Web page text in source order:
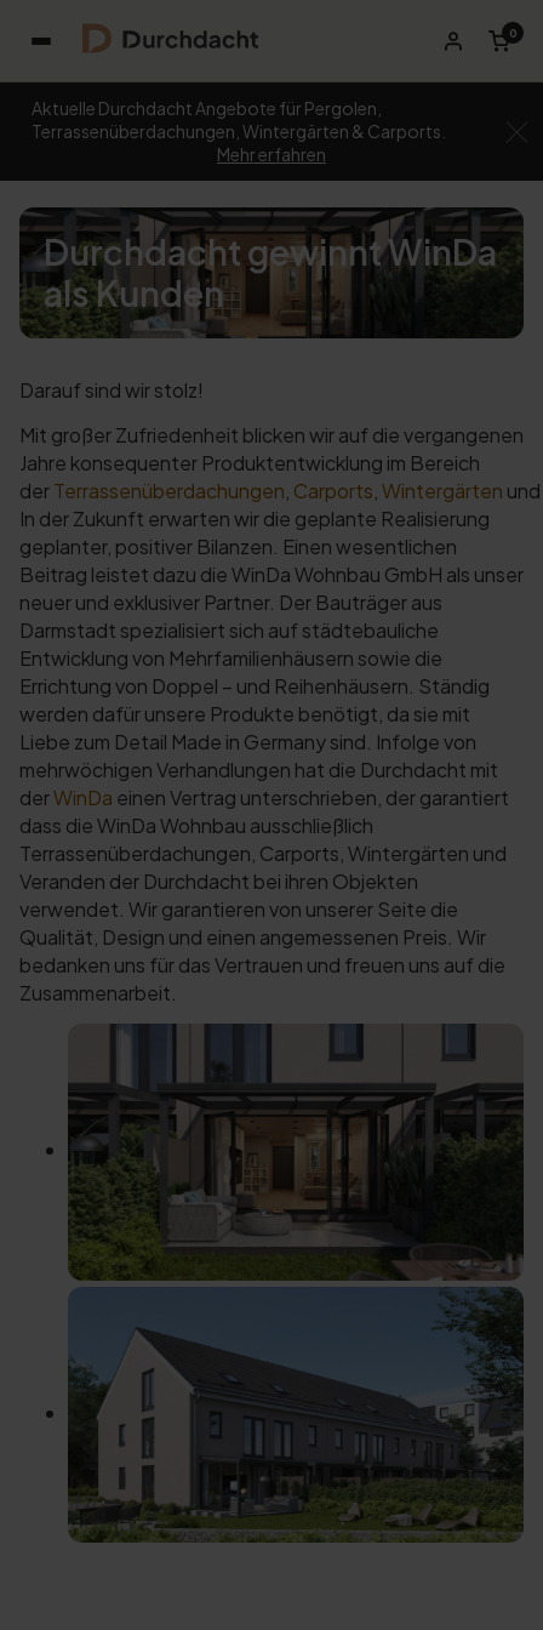
0
Aktuelle Durchdacht Angebote für Pergolen,
Terrassenüberdachungen, Wintergärten & Carports.
Mehr erfahren
Durchdacht gewinnt WinDa
als Kunden
Darauf sind wir stolz!
Mit großer Zufriedenheit blicken wir auf die vergangenen
Jahre konsequenter Produktentwicklung im Bereich
derTerrassenüberdachungen Carports Wintergärten
In der Zukunft erwarten wir die geplante Realisierung
geplanter, positiver Bilanzen. Einen wesentlichen
Beitrag leistet dazu die WinDa Wohnbau GmbH als unser
neuer und exklusiver Partner. Der Bauträger aus
Darmstadt spezialisiert sich auf städtebauliche
Entwicklung von Mehrfamilienhäusern sowie die
Errichtung von Doppel – und Reihenhäusern. Ständig
werden dafür unsere Produkte benötigt, da sie mit
Liebe zum Detail Made in Germany sind. Infolge von
mehrwöchigen Verhandlungen hat die Durchdacht mit
derWinDa einen Vertrag unterschrieben, der garantiert
dass die WinDa Wohnbau ausschließlich
Terrassenüberdachungen, Carports, Wintergärten und
Veranden der Durchdacht bei ihren Objekten
verwendet. Wir garantieren von unserer Seite die
Qualität, Design und einen angemessenen Preis. Wir
bedanken uns für das Vertrauen und freuen uns auf die
Zusammenarbeit.